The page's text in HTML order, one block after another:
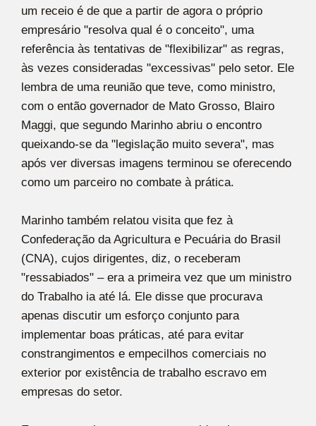
um receio é de que a partir de agora o próprio
empresário "resolva qual é o conceito", uma
referência às tentativas de "flexibilizar" as regras,
às vezes consideradas "excessivas" pelo setor. Ele
lembra de uma reunião que teve, como ministro,
com o então governador de Mato Grosso, Blairo
Maggi, que segundo Marinho abriu o encontro
queixando-se da "legislação muito severa", mas
após ver diversas imagens terminou se oferecendo
como um parceiro no combate à prática.
Marinho também relatou visita que fez à
Confederação da Agricultura e Pecuária do Brasil
(CNA), cujos dirigentes, diz, o receberam
"ressabiados" – era a primeira vez que um ministro
do Trabalho ia até lá. Ele disse que procurava
apenas discutir um esforço conjunto para
implementar boas práticas, até para evitar
constrangimentos e empecilhos comerciais no
exterior por existência de trabalho escravo em
empresas do setor.